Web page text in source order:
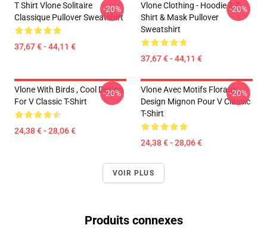
T Shirt Vlone Solitaire
Classique Pullover Sweatshirt
37,67 € - 44,11 €
-20%
Vlone Clothing - Hoodie & T-
Shirt & Mask Pullover
Sweatshirt
37,67 € - 44,11 €
-20%
Vlone With Birds , Cool Design
For V Classic T-Shirt
24,38 € - 28,06 €
-20%
Vlone Avec Motifs Floraux ,
Design Mignon Pour V Classic
T-Shirt
24,38 € - 28,06 €
-20%
VOIR PLUS
Produits connexes